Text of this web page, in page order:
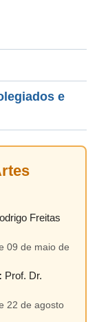
e
Freitas
09 de maio de
Prof. Dr.
22 de agosto